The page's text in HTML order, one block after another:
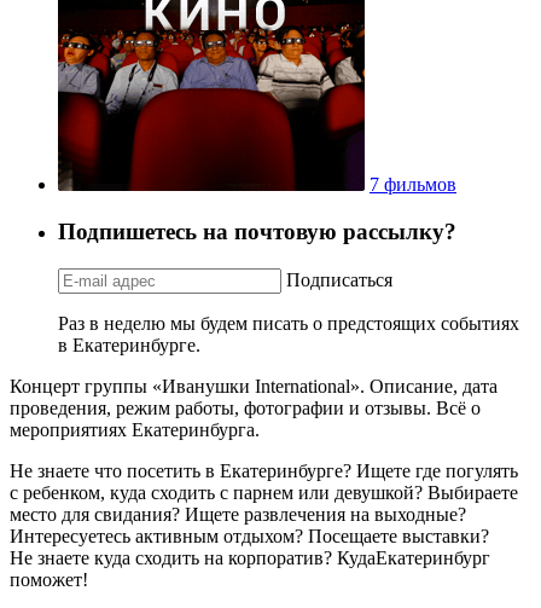
7 фильмов
Подпишетесь на почтовую рассылку?
Подписаться
Раз в неделю мы будем писать о предстоящих событиях
в Екатеринбурге.
Концерт группы «Иванушки International». Описание, дата
проведения, режим работы, фотографии и отзывы. Всё о
мероприятиях Екатеринбурга.
Не знаете что посетить в Екатеринбурге? Ищете где погулять
с ребенком, куда сходить с парнем или девушкой? Выбираете
место для свидания? Ищете развлечения на выходные?
Интересуетесь активным отдыхом? Посещаете выставки?
Не знаете куда сходить на корпоратив? КудаЕкатеринбург
поможет!